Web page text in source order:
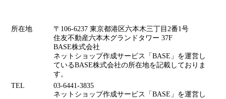
所在地
〒106-6237 東京都港区六本木三丁目2番1号
住友不動産六本木グランドタワー 37F
BASE株式会社
ネットショップ作成サービス「BASE」を運営し
ているBASE株式会社の所在地を記載しておりま
す。
TEL
03-6441-3835
ネットショップ作成サービス「BASE」を運営し